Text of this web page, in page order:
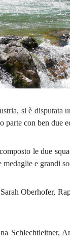
si è disputata
con ben due
le due
medaglie e grandi
Oberhofer,
Schlechtleitner,